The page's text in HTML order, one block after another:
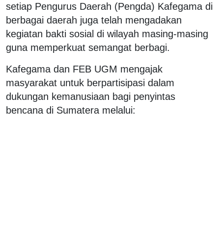
setiap Pengurus Daerah (Pengda) Kafegama di
berbagai daerah juga telah mengadakan
kegiatan bakti sosial di wilayah masing-masing
guna memperkuat semangat berbagi.
Kafegama dan FEB UGM mengajak
masyarakat untuk berpartisipasi dalam
dukungan kemanusiaan bagi penyintas
bencana di Sumatera melalui: